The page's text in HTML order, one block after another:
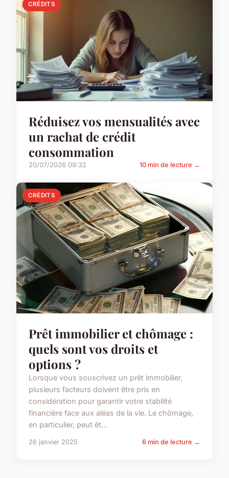
CRÉDITS
Réduisez vos mensualités avec
un rachat de crédit
consommation
20/07/2026 09:32 10 min de lecture →
CRÉDITS
Prêt immobilier et chômage :
quels sont vos droits et
options ?
Lorsque vous souscrivez un prêt immobilier,
plusieurs facteurs doivent être pris en
considération pour garantir votre stabilité
financière face aux aléas de la vie. Le chômage,
en particulier, peut êt...
26 janvier 2025 6 min de lecture →